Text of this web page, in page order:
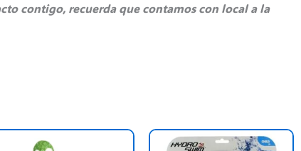
contigo, recuerda que contamos con local a la